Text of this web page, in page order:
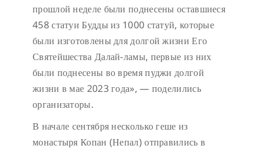
прошлой неделе были поднесены оставшиеся
458 статуи Будды из 1000 статуй, которые
были изготовлены для долгой жизни Его
Святейшества Далай-ламы, первые из них
были поднесены во время пуджи долгой
жизни в мае 2023 года», — поделились
организаторы.
В начале сентября несколько геше из
монастыря Копан (Непал) отправились в